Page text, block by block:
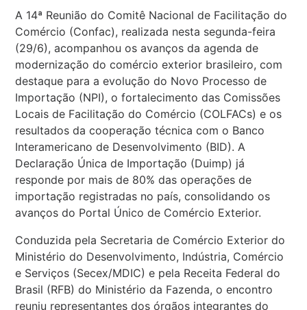
A 14ª Reunião do Comitê Nacional de Facilitação do
Comércio (Confac), realizada nesta segunda-feira
(29/6), acompanhou os avanços da agenda de
modernização do comércio exterior brasileiro, com
destaque para a evolução do Novo Processo de
Importação (NPI), o fortalecimento das Comissões
Locais de Facilitação do Comércio (COLFACs) e os
resultados da cooperação técnica com o Banco
Interamericano de Desenvolvimento (BID). A
Declaração Única de Importação (Duimp) já
responde por mais de 80% das operações de
importação registradas no país, consolidando os
avanços do Portal Único de Comércio Exterior.
Conduzida pela Secretaria de Comércio Exterior do
Ministério do Desenvolvimento, Indústria, Comércio
e Serviços (Secex/MDIC) e pela Receita Federal do
Brasil (RFB) do Ministério da Fazenda, o encontro
reuniu representantes dos órgãos integrantes do